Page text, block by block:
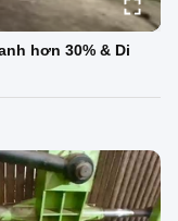
hơn 30% & Di